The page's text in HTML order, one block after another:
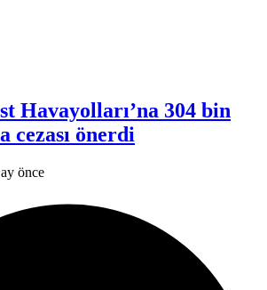
Havayolları’na 304 bin
cezası önerdi
önce